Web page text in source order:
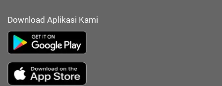
Download Aplikasi Kami